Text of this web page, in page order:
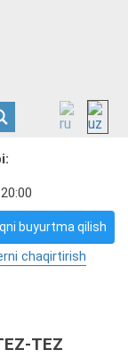
buyurtma qilish
chaqirtirish
TEZ